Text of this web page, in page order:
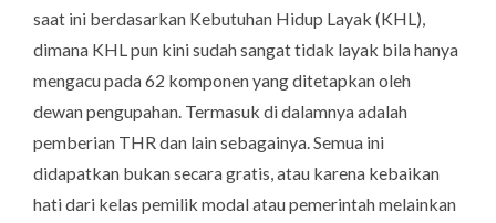
saat ini berdasarkan Kebutuhan Hidup Layak (KHL),
dimana KHL pun kini sudah sangat tidak layak bila hanya
mengacu pada 62 komponen yang ditetapkan oleh
dewan pengupahan. Termasuk di dalamnya adalah
pemberian THR dan lain sebagainya. Semua ini
didapatkan bukan secara gratis, atau karena kebaikan
hati dari kelas pemilik modal atau pemerintah melainkan